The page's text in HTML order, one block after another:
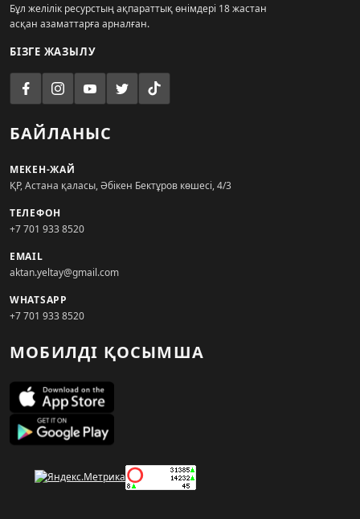
Бұл желілік ресурстың ақпараттық өнімдері 18 жастан
асқан азаматтарға арналған.
БІЗГЕ ЖАЗЫЛУ
БАЙЛАНЫС
МЕКЕН-ЖАЙ
ҚР, Астана қаласы, Әбікен Бектұров көшесі, 4/3
ТЕЛЕФОН
+7 701 933 8520
EMAIL
aktan.yeltay@gmail.com
WHATSAPP
+7 701 933 8520
МОБИЛДІ ҚОСЫМША